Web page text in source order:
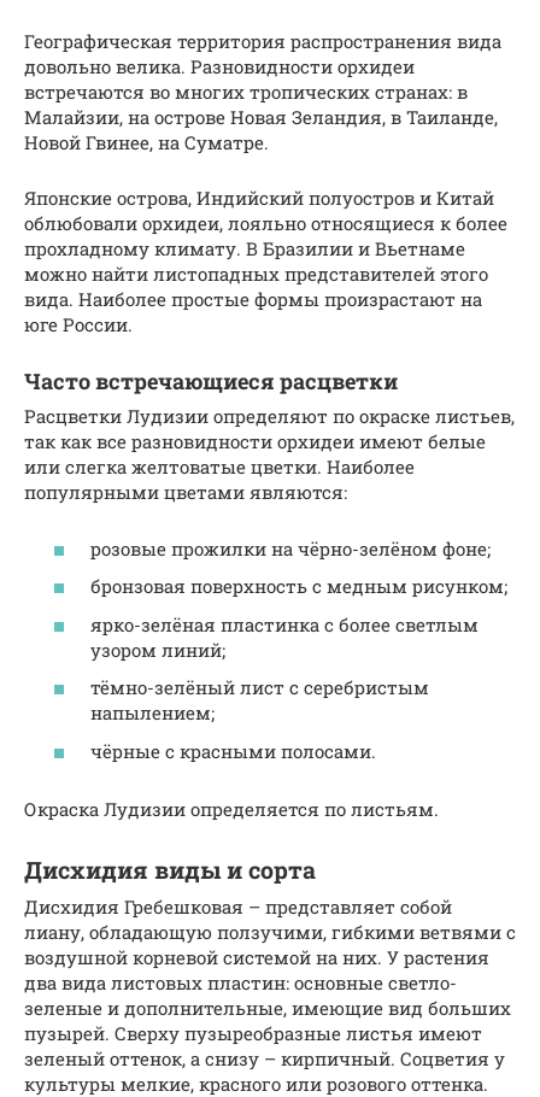
Географическая территория распространения вида
довольно велика. Разновидности орхидеи
встречаются во многих тропических странах: в
Малайзии, на острове Новая Зеландия, в Таиланде,
Новой Гвинее, на Суматре.
Японские острова, Индийский полуостров и Китай
облюбовали орхидеи, лояльно относящиеся к более
прохладному климату. В Бразилии и Вьетнаме
можно найти листопадных представителей этого
вида. Наиболее простые формы произрастают на
юге России.
Часто встречающиеся расцветки
Расцветки Лудизии определяют по окраске листьев,
так как все разновидности орхидеи имеют белые
или слегка желтоватые цветки. Наиболее
популярными цветами являются:
розовые прожилки на чёрно-зелёном фоне;
бронзовая поверхность с медным рисунком;
ярко-зелёная пластинка с более светлым
узором линий;
тёмно-зелёный лист с серебристым
напылением;
чёрные с красными полосами.
Окраска Лудизии определяется по листьям.
Дисхидия виды и сорта
Дисхидия Гребешковая – представляет собой
лиану, обладающую ползучими, гибкими ветвями с
воздушной корневой системой на них. У растения
два вида листовых пластин: основные светло-
зеленые и дополнительные, имеющие вид больших
пузырей. Сверху пузыреобразные листья имеют
зеленый оттенок, а снизу – кирпичный. Соцветия у
культуры мелкие, красного или розового оттенка.